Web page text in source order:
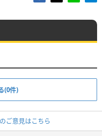
(0件)
ご意見はこちら